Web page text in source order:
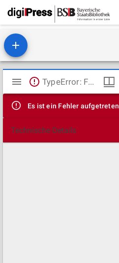
Mirador
Viewer
TypeError: Failed to fetch
Es ist ein Fehler aufgetreten
Technische Details